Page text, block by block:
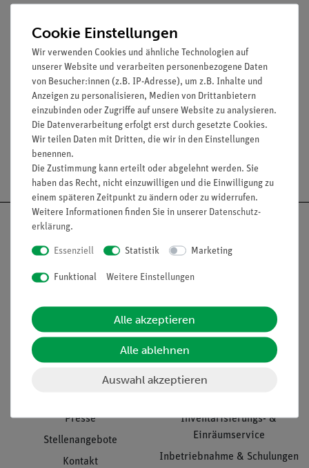
Lehranstalten abgeben.
Media / Downloads
Versandkostenfrei ab 300,- €
Informationen
Unternehmen
Presse
Stellenangebote
Kontakt
Service
Übersicht Service
Inventarisierungs- &
Einräumservice
Inbetriebnahme & Schulungen
Cookie Einstellungen
Wir verwenden Cookies und ähnliche Technologien auf
unserer Website und verarbeiten personenbezogene Daten
von Besucher:innen (z.B. IP-Adresse), um z.B. Inhalte und
Anzeigen zu personalisieren, Medien von Drittanbietern
einzubinden oder Zugriffe auf unsere Website zu analysieren.
Die Datenverarbeitung erfolgt erst durch gesetzte Cookies.
Wir teilen Daten mit Dritten, die wir in den Einstellungen
benennen.
Die Zustimmung kann erteilt oder abgelehnt werden. Sie
haben das Recht, nicht einzuwilligen und die Einwilligung zu
einem späteren Zeitpunkt zu ändern oder zu widerrufen.
Weitere Informationen finden Sie in unserer Daten­schutz­
erklärung.
Essenziell Statistik Marketing
Funktional Weitere Einstellungen
Alle akzeptieren
Alle ablehnen
Auswahl akzeptieren